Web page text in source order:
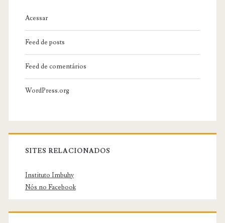
Acessar
Feed de posts
Feed de comentários
WordPress.org
SITES RELACIONADOS
Instituto Imbuhy
Nós no Facebook